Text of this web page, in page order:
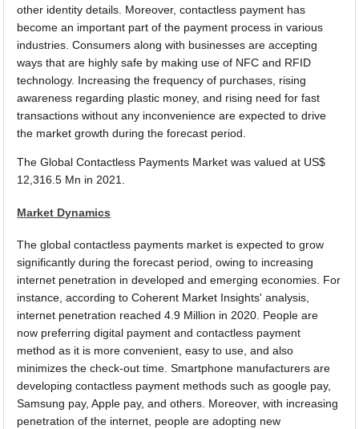
other identity details. Moreover, contactless payment has
become an important part of the payment process in various
industries. Consumers along with businesses are accepting
ways that are highly safe by making use of NFC and RFID
technology. Increasing the frequency of purchases, rising
awareness regarding plastic money, and rising need for fast
transactions without any inconvenience are expected to drive
the market growth during the forecast period.
The Global Contactless Payments Market was valued at US$
12,316.5 Mn in 2021.
Market Dynamics
The global contactless payments market is expected to grow
significantly during the forecast period, owing to increasing
internet penetration in developed and emerging economies. For
instance, according to Coherent Market Insights' analysis,
internet penetration reached 4.9 Million in 2020. People are
now preferring digital payment and contactless payment
method as it is more convenient, easy to use, and also
minimizes the check-out time. Smartphone manufacturers are
developing contactless payment methods such as google pay,
Samsung pay, Apple pay, and others. Moreover, with increasing
penetration of the internet, people are adopting new